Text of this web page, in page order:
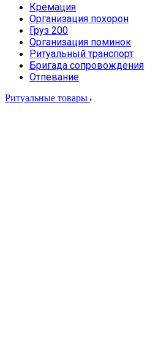
Кремация
Организация похорон
Груз 200
Организация поминок
Ритуальный транспорт
Бригада сопровождения
Отпевание
Ритуальные товары